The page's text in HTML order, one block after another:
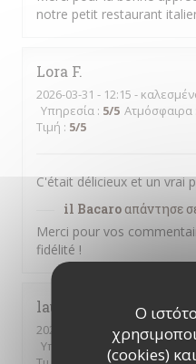
Ο
(cookies)
notre petit restaurant
Lora F
2026-03-31 - 12:15 -
Υπηρεσία : 5/5 Ατμόσφαιρα
Τιμή : 5/5
C'était délicieux et un vrai
il Bacaroαπάντησε
Merci pour vos
fidélité !
laurence
2026-03-13
- 21:00 -
Υπηρεσία
/5 Ατμόσφαιρα